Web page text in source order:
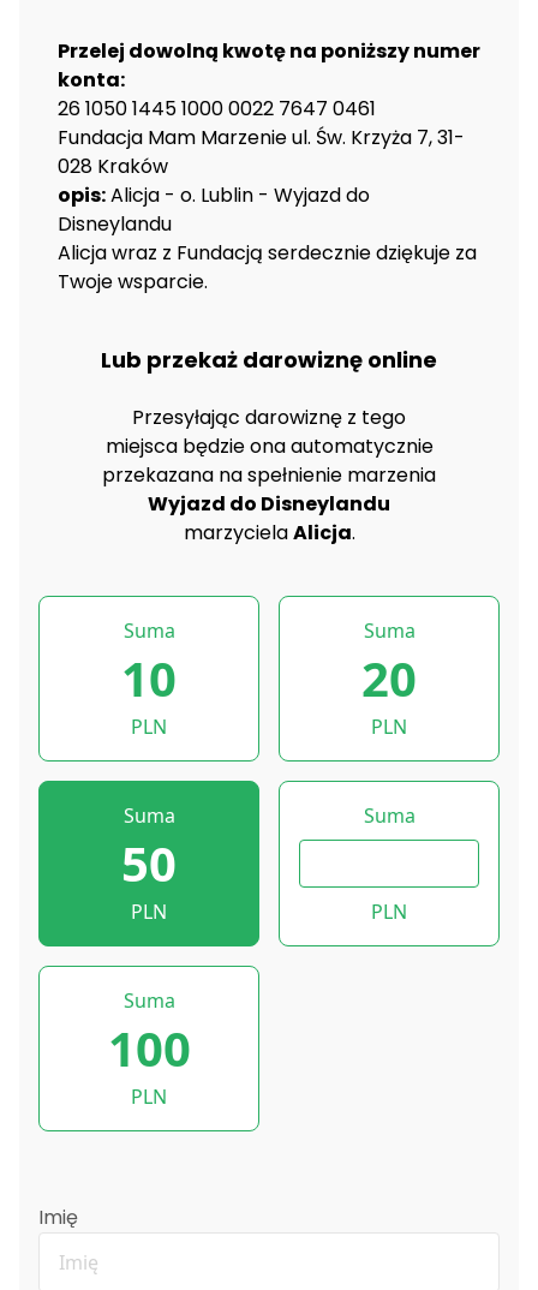
Przelej dowolną kwotę na poniższy numer
konta:
26 1050 1445 1000 0022 7647 0461
Fundacja Mam Marzenie ul. Św. Krzyża 7, 31-
028 Kraków
opis:Alicja - o. Lublin - Wyjazd do
Disneylandu
Alicja wraz z Fundacją serdecznie dziękuje za
Twoje wsparcie.
Lub przekaż darowiznę online
Przesyłając darowiznę z tego
miejsca będzie ona automatycznie
przekazana na spełnienie marzenia
Wyjazd do Disneylandu
marzycielaAlicja.
Suma
10
PLN
Suma
20
PLN
Suma
50
PLN
Suma
PLN
Suma
100
PLN
Imię